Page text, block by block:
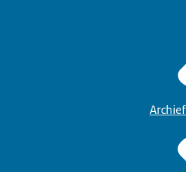
Archief